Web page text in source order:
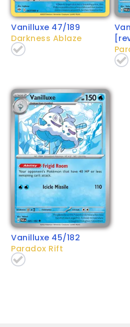
Vanilluxe 47/189
Darkness Ablaze
Vanilluxe 45/182
Paradox Rift